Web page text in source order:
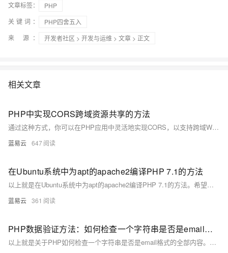
文章标签：
PHP
关键词：
PHP四舍五入
来 源：
开发者社区 > 开发与运维 > 文章 > 正文
相关文章
PHP中实现CORS跨域资源共享的方法
通过这种方式，你可以在PHP应用中灵活地实现CORS，以支持跨域Web应用的需求。
蓝易云 647
在Ubuntu系统中为apt的apache2编译PHP 7.1的方法
以上就是在Ubuntu系统中为apt的apache2编译PHP 7.1的方法。希望这个指南能帮助你成功编译PHP 7.1，并在你的Apache服务器上运行PHP应用。
蓝易云 361
PHP数据验证方法：如何检查一个字符串是否是email格式。
以上就是关于PHP如何检查一个字符串是否是email格式的全部内容。希望你在代码书写旅途中，能找到你的北斗星——简洁、高效、可靠的代码验证方式。让我们共同见证PHP的强大和丰富多彩！